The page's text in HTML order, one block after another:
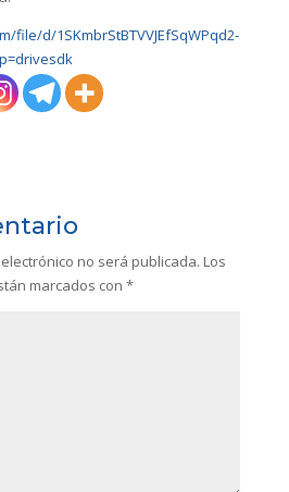
file/d/1SKmbrStBTVVJEfSqWPqd2-
no será publicada. Los
marcados con *